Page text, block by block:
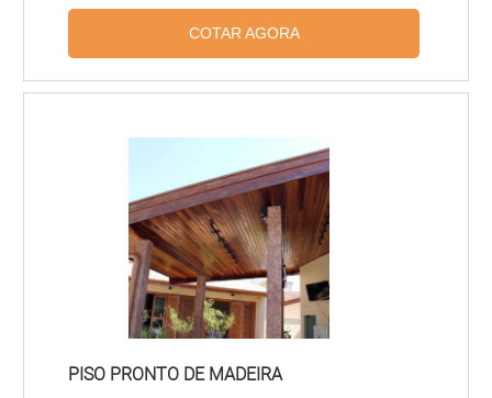
alumínio ou fibra mineral, projetado para
facilitar a instalação, manutenção e
Proporciona acústica controlada,
sistemas de iluminação e climatização,
sendo amplamente usado em escritórios,
hospitais, lojas e ambientes comerciais.
COTAR AGORA
PISO PRONTO DE MADEIRA